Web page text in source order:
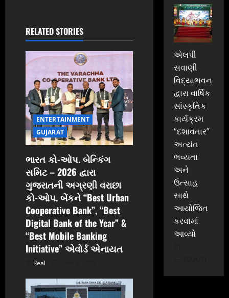
g
a
t
i
o
n
RELATED STORIES
ENTERTAINMENT
GUJARAT
ભારત કો-ઓપ. બેન્કિંગ
સમિટ – 2026 દ્વારા
ગુજરાતની અગ્રણી વરાછા
કો-ઓપ. બેંકને “Best Urban
Cooperative Bank”, “Best
Digital Bank of the Year” &
“Best Mobile Banking
Initiative” એવોર્ડ એનાયત
Real
એલપી
સવાણી
વિદ્યાભવન
દ્વારા વાર્ષિક
સાંસ્કૃતિક
કાર્યક્રમ
“દશાવતાર”
અત્યંત
ભવ્યતા
અને
ઉત્સાહ
સાથે
આયોજિત
કરવામાં
આવ્યો